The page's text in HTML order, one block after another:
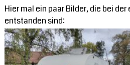
Hier mal ein paar Bilder, die bei
entstanden sind: